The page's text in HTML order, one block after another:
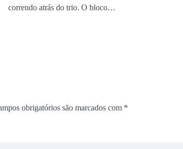
correndo atrás do trio. O bloco…
obrigatórios são marcados com *